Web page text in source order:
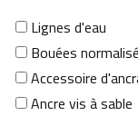
Lignes d'eau
Bouées
Accessoire
Ancre vis à sable